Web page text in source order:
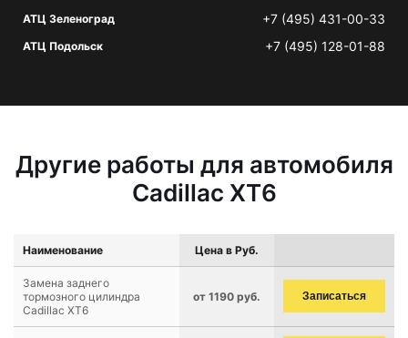
АТЦ Зеленоград +7 (495) 431-00-33
АТЦ Подольск +7 (495) 128-01-88
Другие работы для автомобиля
Cadillac XT6
Наименование Цена в Руб.
Замена заднего
тормозного цилиндра
Cadillac XT6
от 1190 руб. Записаться